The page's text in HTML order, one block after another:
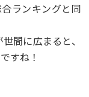
ランキングと同
間に広まると、
すね！